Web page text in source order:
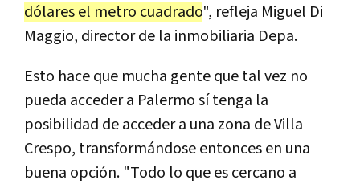
dólares el metro cuadrado", refleja Miguel Di
Maggio, director de la inmobiliaria Depa.
Esto hace que mucha gente que tal vez no
pueda acceder a Palermo sí tenga la
posibilidad de acceder a una zona de Villa
Crespo, transformándose entonces en una
buena opción. "Todo lo que es cercano a